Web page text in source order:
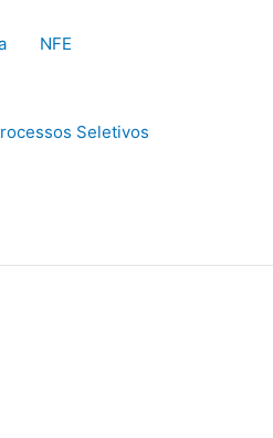
NFE
Seletivos